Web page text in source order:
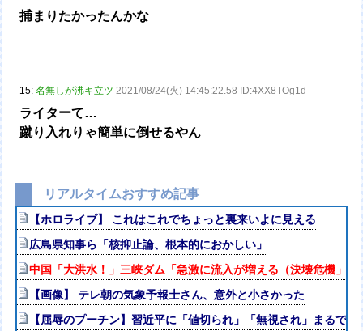
捕まりたかったんかな
15:名無しが沸キ立ツ 2021/08/24(火) 14:45:22.58 ID:4XX8TOg1d
ライターて…
蹴り入れりゃ簡単に倒せるやん
リアルタイムおすすめ記事
【ホロライブ】 これはこれでちょっと裏来いよに見える
広島県知事ら「核抑止論、根本的におかしい」
中国「大洪水！」三峡ダム「急激に流入が増える（決壊危機」
【画像】 テレ朝の気象予報士さん、意外と小さかった
【屈辱のプーチン】習近平に「値切られ」「無視され」まるで